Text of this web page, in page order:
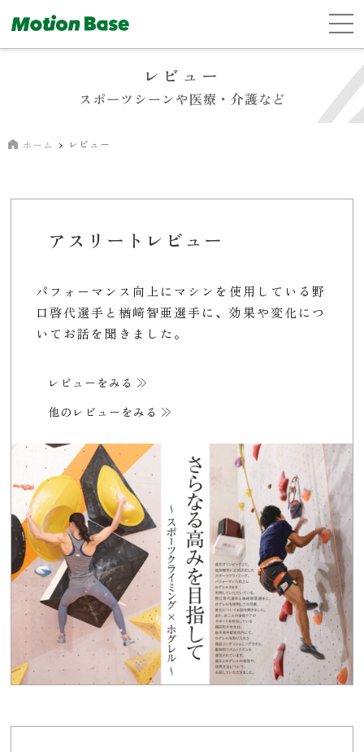
レビュー
スポーツシーンや医療・介護など
ホーム レビュー
アスリートレビュー
パフォーマンス向上にマシンを使用している野
口啓代選手と楢﨑智亜選手に、効果や変化につ
いてお話を聞きました。
レビューをみる
他のレビューをみる